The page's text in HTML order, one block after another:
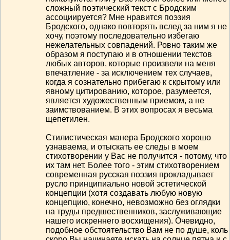
сложный поэтический текст с Бродским
ассоциируется? Мне нравится поэзия
Бродского, однако повторять вслед за ним я не
хочу, поэтому последовательно избегаю
нежелательных совпадений. Ровно таким же
образом я поступаю и в отношении текстов
любых авторов, которые произвели на меня
впечатление - за исключением тех случаев,
когда я сознательно прибегаю к скрытому или
явному цитированию, которое, разумеется,
является художественным приемом, а не
заимствованием. В этих вопросах я весьма
щепетилен.
Стилистическая манера Бродского хорошо
узнаваема, и отыскать ее следы в моем
стихотворении у Вас не получится - потому, что
их там нет. Более того - этим стихотворением
современная русская поэзия прокладывает
русло принципиально новой эстетической
концепции (хотя создавать любую новую
концепцию, конечно, невозможно без оглядки
на труды предшественников, заслуживающие
нашего искреннего восхищения). Очевидно,
подобное обстоятельство Вам не по душе, коль